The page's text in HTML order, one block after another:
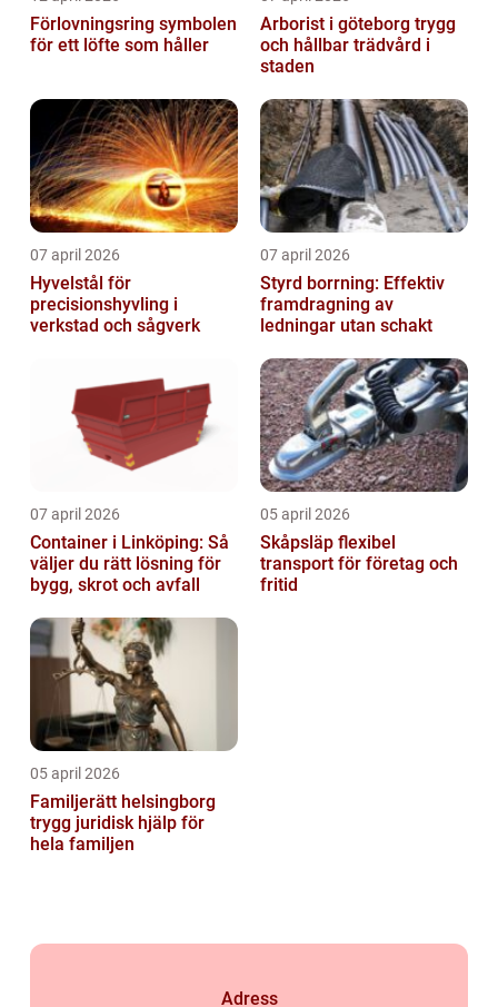
Förlovningsring symbolen
för ett löfte som håller
Arborist i göteborg trygg
och hållbar trädvård i
staden
07 april 2026
Hyvelstål för
precisionshyvling i
verkstad och sågverk
07 april 2026
Styrd borrning: Effektiv
framdragning av
ledningar utan schakt
07 april 2026
Container i Linköping: Så
väljer du rätt lösning för
bygg, skrot och avfall
05 april 2026
Skåpsläp flexibel
transport för företag och
fritid
05 april 2026
Familjerätt helsingborg
trygg juridisk hjälp för
hela familjen
Adress